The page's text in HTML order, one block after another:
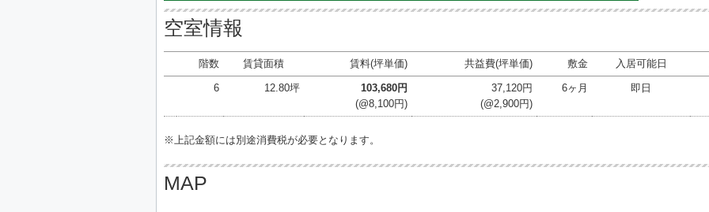
空室情報
階数 賃貸面積 賃料(坪単価) 共益費(坪単価) 敷金 入居可能日
6 12.80坪
103,680円
(@8,100円)
37,120円
(@2,900円)
6ヶ月 即日
※上記金額には別途消費税が必要となります。
MAP